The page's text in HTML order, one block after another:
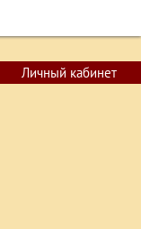
Личный кабинет